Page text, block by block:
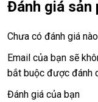
+USB type C, usb
+ phím chiclet, full
Giá : 19.5tr
Đánh giá sản
Chưa có đánh giá
Email của bạn sẽ
bắt buộc được đánh
Đánh giá của bạn